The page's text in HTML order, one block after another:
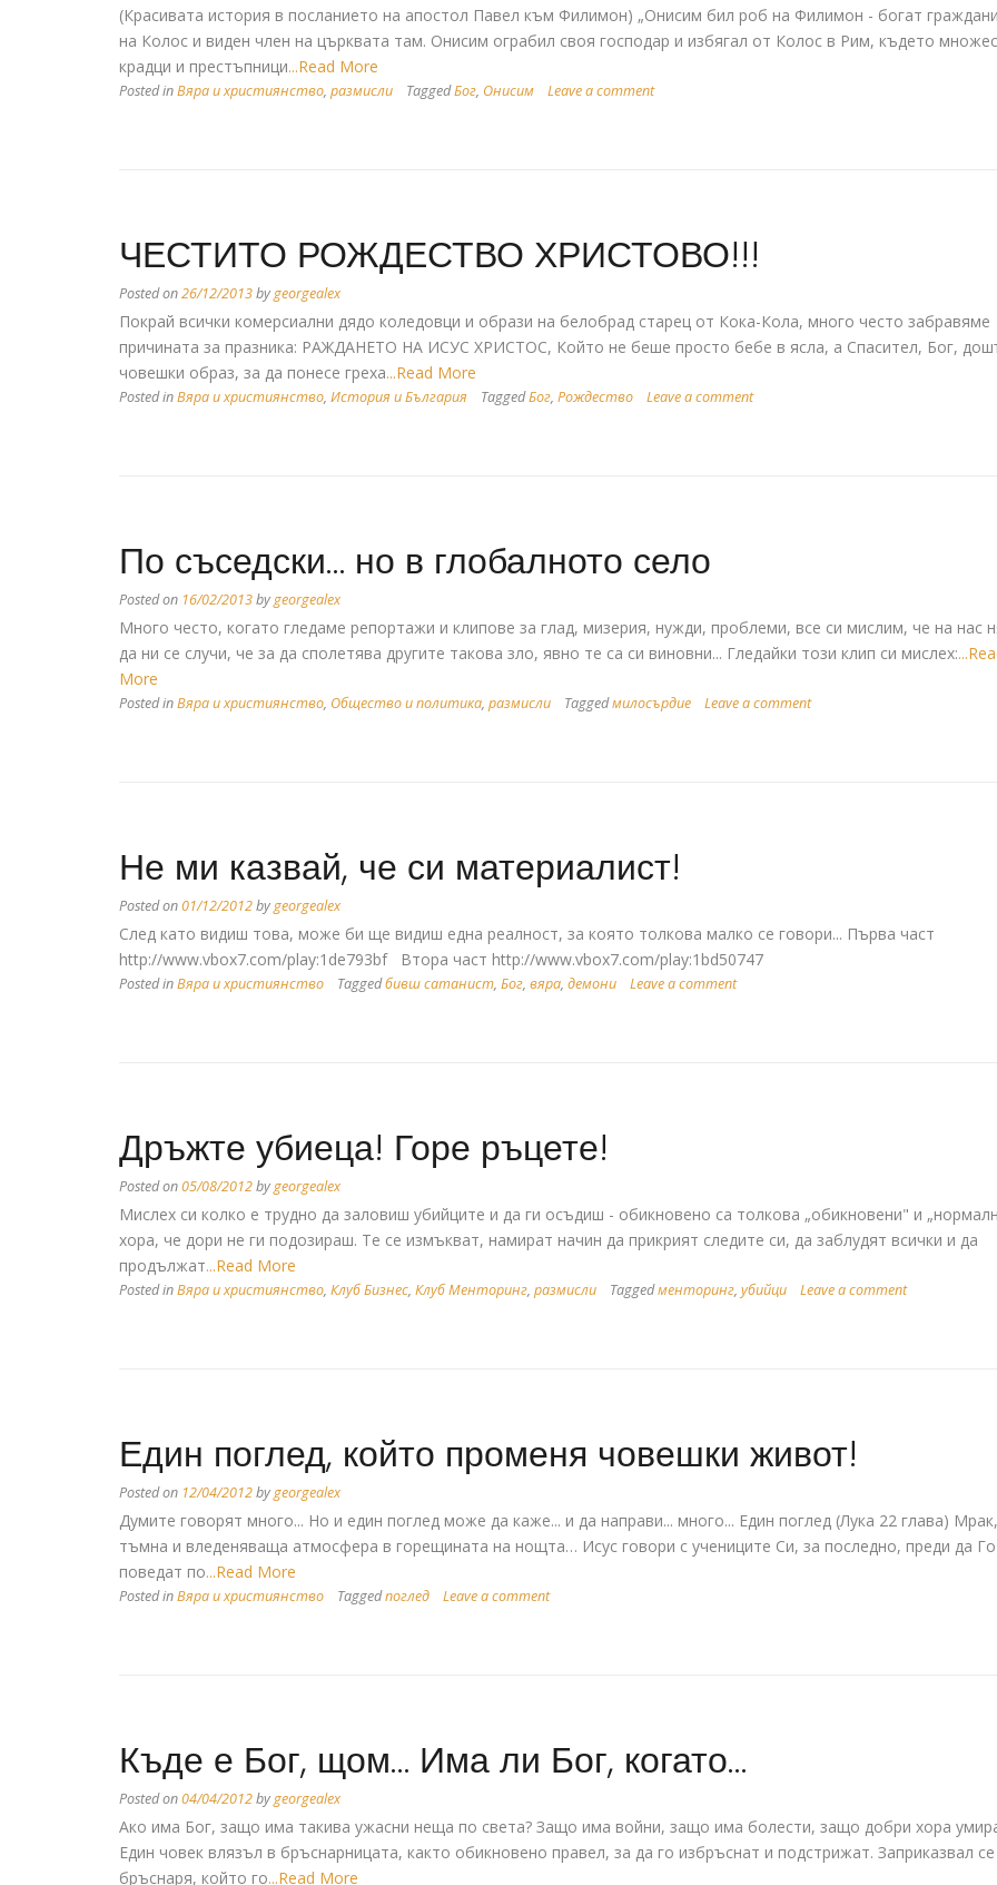
(Красивата история в посланието на апостол Павел към Филимон) „Онисим бил роб на Филимон - богат
на Колос и виден член на църквата там. Онисим ограбил своя господар и избягал от Колос в Рим, където
крадци и престъпници...Read More
Posted inВяра и християнство, размисли TaggedБог, Онисим Leave a comment
ЧЕСТИТО РОЖДЕСТВО ХРИСТОВО!!!
Posted on26/12/2013bygeorgealex
Покрай всички комерсиални дядо коледовци и образи на белобрад старец от Кока-Кола, много често забравяме
причината за празника: РАЖДАНЕТО НА ИСУС ХРИСТОС, Който не беше просто бебе в ясла, а Спасител, Бог,
човешки образ, за да понесе греха...Read More
Posted inВяра и християнство, История и България TaggedБог, Рождество Leave a comment
По съседски… но в глобалното село
Posted on 16/02/2013bygeorgealex
Много често, когато гледаме репортажи и клипове за глад, мизерия, нужди, проблеми, все си мислим, че на нас
да ни се случи, че за да сполетява другите такова зло, явно те са си виновни... Гледайки този клип си мислех:
More
Posted inВяра и християнство, Общество и политика, размисли Taggedмилосърдие Leave a comment
Не ми казвай, че си материалист!
Posted on01/12/2012bygeorgealex
След като видиш това, може би ще видиш една реалност, за която толкова малко се говори... Първа част
http://www.vbox7.com/play:1de793bf Втора част http://www.vbox7.com/play:1bd50747
Posted inВяра и християнство Taggedбивш сатанист, Бог, вяра, демони Leave a comment
Дръжте убиеца! Горе ръцете!
Posted on05/08/2012bygeorgealex
Мислех си колко е трудно да заловиш убийците и да ги осъдиш - обикновено са толкова „обикновени" и
хора, че дори не ги подозираш. Те се измъкват, намират начин да прикрият следите си, да заблудят всички и да
продължат...Read More
Posted inВяра и християнство, Клуб Бизнес, Клуб Менторинг, размисли Taggedменторинг, убийци Leave a comment
Един поглед, който променя човешки живот!
Posted on 12/04/2012bygeorgealex
Думите говорят много... Но и един поглед може да каже... и да направи... много... Един поглед (Лука 22 глава) Мрак,
тъмна и вледеняваща атмосфера в горещината на нощта… Исус говори с учениците Си, за последно, преди да Го
поведат по...Read More
Posted inВяра и християнство Taggedпоглед Leave a comment
Къде е Бог, щом… Има ли Бог, когато…
Posted on04/04/2012bygeorgealex
Ако има Бог, защо има такива ужасни неща по света? Защо има войни, защо има болести, защо добри хора
Един човек влязъл в бръснарницата, както обикновено правел, за да го избръснат и подстрижат. Заприказвал
бръснаря, който го...Read More